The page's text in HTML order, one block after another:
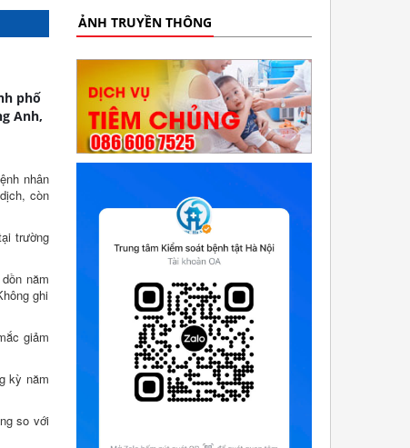
phố
Anh,
nhân
còn
trường
năm
ghi
giảm
kỳ năm
so với
ẢNH TRUYỀN THÔNG